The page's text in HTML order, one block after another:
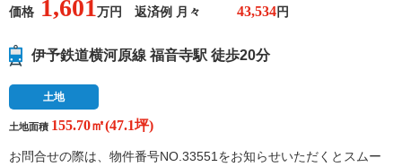
価格 1,601万円 返済例 月々 円
伊予鉄道横河原線 福音寺駅 徒歩20分
土地
土地面積 155.70㎡(47.1坪)
お問合せの際は、物件番号NO.33551をお知らせいただくとスムー